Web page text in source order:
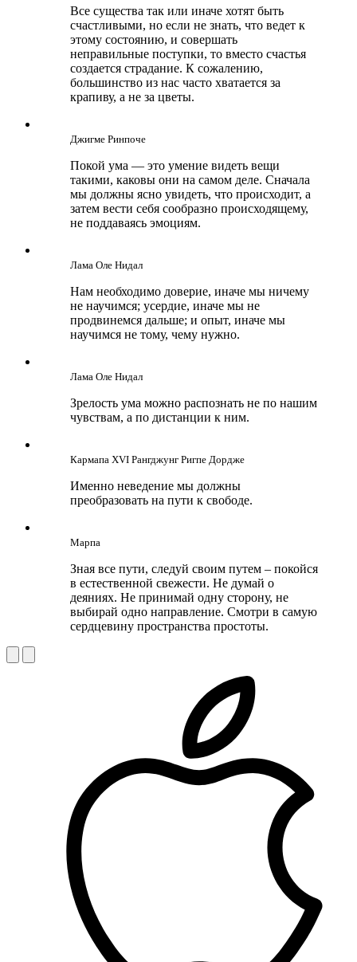
Все существа так или иначе хотят быть
счастливыми, но если не знать, что ведет к
этому состоянию, и совершать
неправильные поступки, то вместо счастья
создается страдание. К сожалению,
большинство из нас часто хватается за
крапиву, а не за цветы.
Джигме Ринпоче
Покой ума — это умение видеть вещи
такими, каковы они на самом деле. Сначала
мы должны ясно увидеть, что происходит, а
затем вести себя сообразно происходящему,
не поддаваясь эмоциям.
Лама Оле Нидал
Нам необходимо доверие, иначе мы ничему
не научимся; усердие, иначе мы не
продвинемся дальше; и опыт, иначе мы
научимся не тому, чему нужно.
Лама Оле Нидал
Зрелость ума можно распознать не по нашим
чувствам, а по дистанции к ним.
Кармапа ХVI Рангджунг Ригпе Дордже
Именно неведение мы должны
преобразовать на пути к свободе.
Марпа
Зная все пути, следуй своим путем – покойся
в естественной свежести. Не думай о
деяниях. Не принимай одну сторону, не
выбирай одно направление. Смотри в самую
сердцевину пространства простоты.